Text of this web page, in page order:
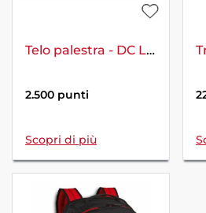
Telo palestra - DC Livery
2.500 punti
Scopri di più